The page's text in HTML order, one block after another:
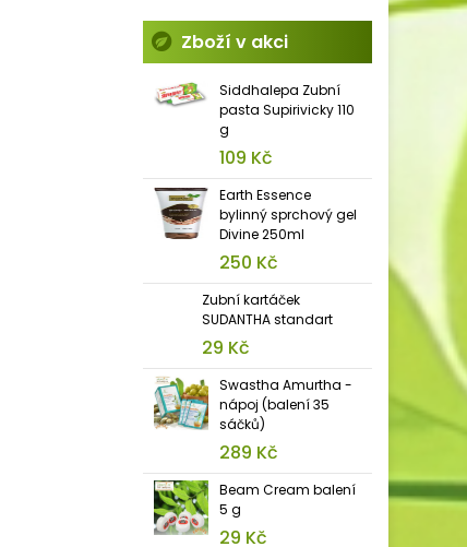
Zboží v akci
Siddhalepa Zubní
pasta Supirivicky 110
g
109 Kč
Earth Essence
bylinný sprchový gel
Divine 250ml
250 Kč
Zubní kartáček
SUDANTHA standart
29 Kč
Swastha Amurtha -
nápoj (balení 35
sáčků)
289 Kč
Beam Cream balení
5 g
29 Kč